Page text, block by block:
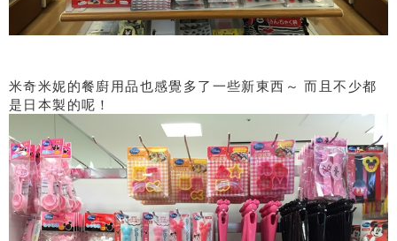
米奇米妮的餐廚用品也感覺多了一些新東西～ 而且不少都
是日本製的呢！